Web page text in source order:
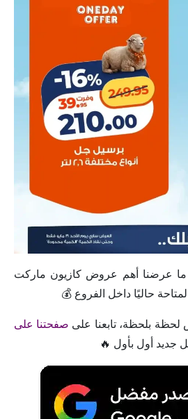
ما عرضنا أهم عروض كازيون ماركت
حاليًا داخل الفروع 💰
بلحظة، تابعنا على صفحتنا على
جديد أول بأول 🔥